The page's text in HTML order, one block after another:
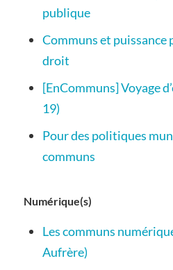
publique
Communs et puissance
droit
[EnCommuns] Voyage
19)
Pour des politiques
communs
Numérique(s)
Les communs
Aufrère)